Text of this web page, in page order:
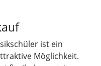
ist ein
Möglichkeit.